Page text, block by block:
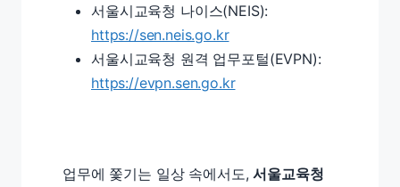
서울시교육청 나이스(NEIS):
https://sen.neis.go.kr
서울시교육청 원격 업무포털(EVPN):
https://evpn.sen.go.kr
업무에 쫓기는 일상 속에서도,서울교육청